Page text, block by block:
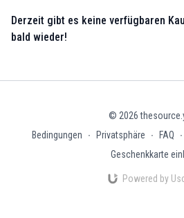
Derzeit gibt es keine verfügbaren
bald wieder!
© 2026
Bedingungen
∙ Privatsphäre ∙ FAQ ∙
Geschenkkarte
Powered by